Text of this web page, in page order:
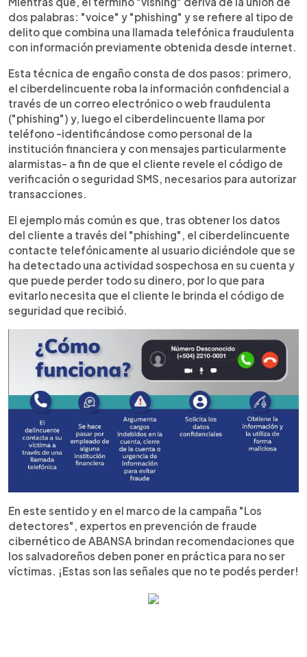
dos palabras: "voice" y "phishing" y se refiere al tipo de
delito que combina una llamada telefónica fraudulenta
con información previamente obtenida desde internet.
Esta técnica de engaño consta de dos pasos: primero,
el ciberdelincuente roba la información confidencial a
través de un correo electrónico o web fraudulenta
("phishing") y, luego el ciberdelincuente llama por
teléfono -identificándose como personal de la
institución financiera y con mensajes particularmente
alarmistas- a fin de que el cliente revele el código de
verificación o seguridad SMS, necesarios para autorizar
transacciones.
El ejemplo más común es que, tras obtener los datos
del cliente a través del "phishing", el ciberdelincuente
contacte telefónicamente al usuario diciéndole que se
ha detectado una actividad sospechosa en su cuenta y
que puede perder todo su dinero, por lo que para
evitarlo necesita que el cliente le brinda el código de
seguridad que recibió.
En este sentido y en el marco de la campaña "Los
detectores", expertos en prevención de fraude
cibernético de ABANSA brindan recomendaciones que
los salvadoreños deben poner en práctica para no ser
víctimas. ¡Estas son las señales que no te podés perder!